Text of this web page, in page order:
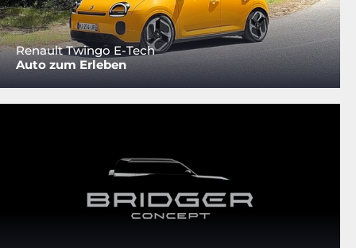
Renault Twingo E-Tech
Auto zum Erleben